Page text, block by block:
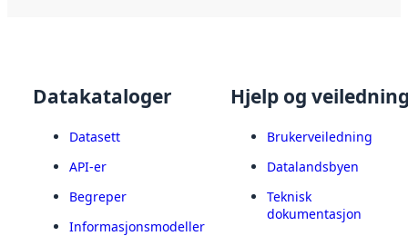
Datakataloger
Datasett
API-er
Begreper
Informasjonsmodeller
Hjelp og
Brukerveiledning
Datalandsbyen
Teknisk
dokumentasjon